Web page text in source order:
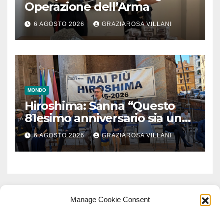
Manage Cookie Consent
Operazione dell’Arma
6 AGOSTO 2026 GRAZIAROSA VILLANI
MONDO
Hiroshima: Sanna “Questo
81esimo anniversario sia un
monito per tutti”
6 AGOSTO 2026 GRAZIAROSA VILLANI